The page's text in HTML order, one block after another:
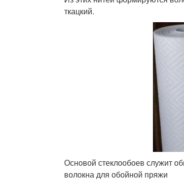
ткацкий.
Основой стеклообоев служит
волокна для обойной пряжи